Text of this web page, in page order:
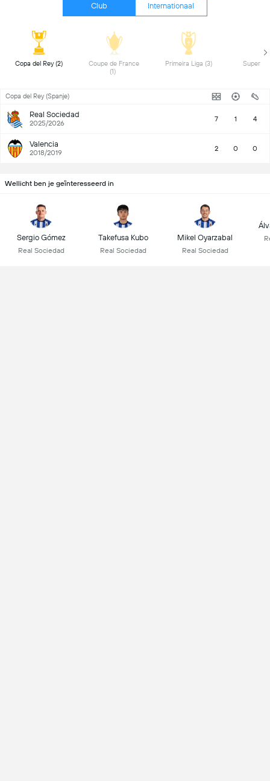
Club Internationaal
Coupe de France
Primeira Liga (3)
Copa del Rey (Spanje)
Real Sociedad
2025/2026 7 1 4
Valencia
2018/2019 2 0 0
Wellicht ben je geïnteresseerd in
Sergio Gómez
Real Sociedad
Takefusa Kubo
Real Sociedad
Mikel Oyarzabal
Real Sociedad